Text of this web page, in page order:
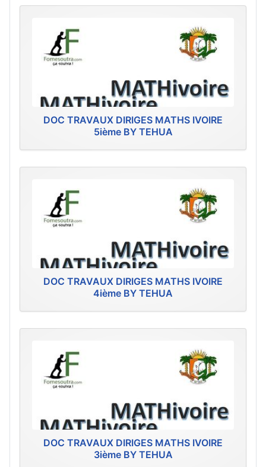
DOC TRAVAUX DIRIGES MATHS IVOIRE
5ième BY TEHUA
DOC TRAVAUX DIRIGES MATHS IVOIRE
4ième BY TEHUA
DOC TRAVAUX DIRIGES MATHS IVOIRE
3ième BY TEHUA